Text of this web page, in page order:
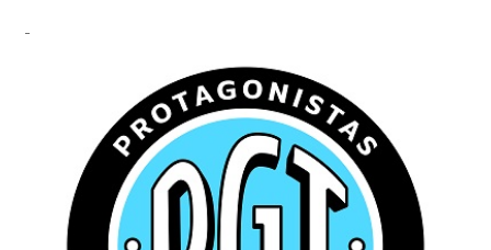
-